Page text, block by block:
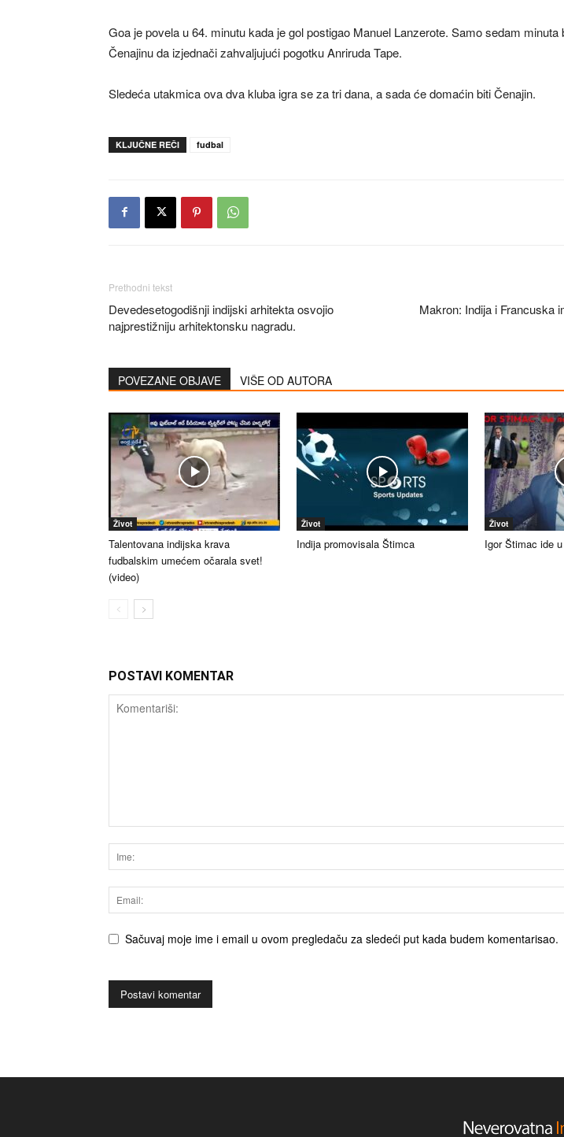
Goa je povela u 64. minutu kada je gol postigao Manuel Lanzerote. Samo sedam minuta
Čenajinu da izjednači zahvaljujući pogotku Anriruda Tape.
Sledeća utakmica ova dva kluba igra se za tri dana, a sada će domaćin biti Čenajin.
KLJUČNE REČI fudbal
Prethodni tekst
Devedesetogodišnji indijski arhitekta osvojio
najprestižniju arhitektonsku nagradu.
Makron: Indija i Francuska
POVEZANE OBJAVE VIŠE OD AUTORA
Život
Talentovana indijska krava
fudbalskim umećem očarala svet!
(video)
Život
Indija promovisala Štimca
Život
Igor Štimac ide
POSTAVI KOMENTAR
Sačuvaj moje ime i email u ovom pregledaču za sledeći put kada budem komentarisao.